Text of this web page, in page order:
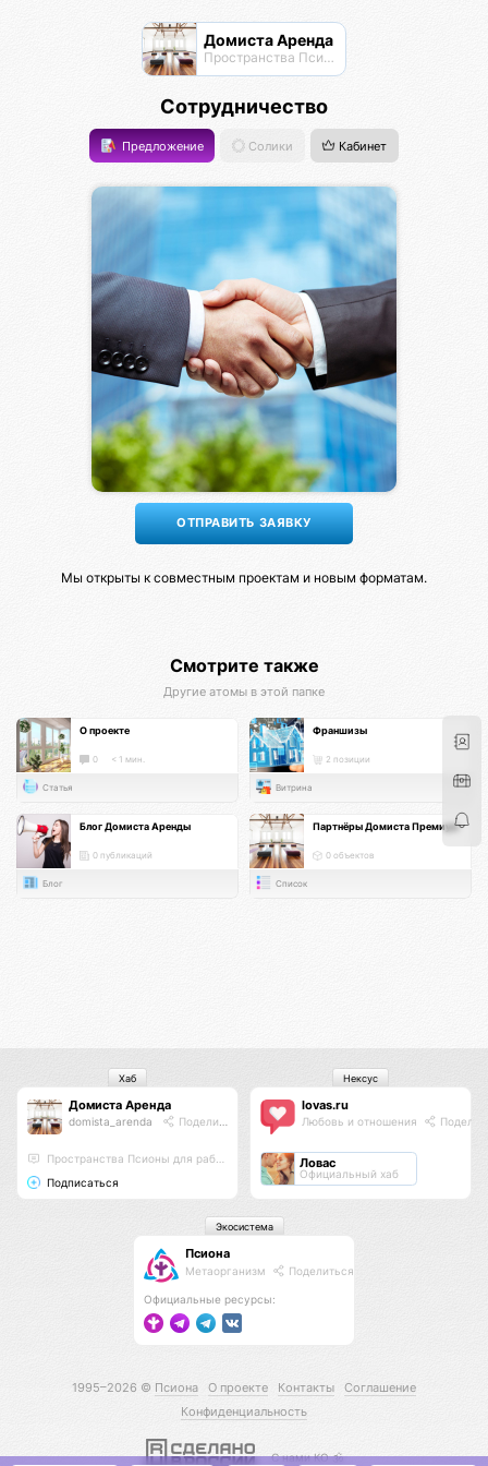
Домиста Аренда
Пространства Псионы для работы и отдыха
Сотрудничество
Предложение Солики Кабинет
Мы открыты к совместным проектам и новым форматам.
Смотрите также
Другие атомы в этой папке
О проекте
0 < 1 мин.
Статья
Франшизы
2 позиции
Витрина
Блог Домиста Аренды
0 публикаций
Блог
Партнёры Домиста Премиум
0 объектов
Список
Домиста Аренда
domista_arenda Поделиться
Пространства Псионы для работы и отдыха
Подписаться
Хаб
lovas.ru
Любовь и отношения
Ловас
Официальный хаб
Нексус
Псиона
Метаорганизм Поделиться
Официальные ресурсы:
Экосистема
1995–2026 © Псиона О проекте Контакты
Соглашение
Конфиденциальность
С нами КО 🕉️